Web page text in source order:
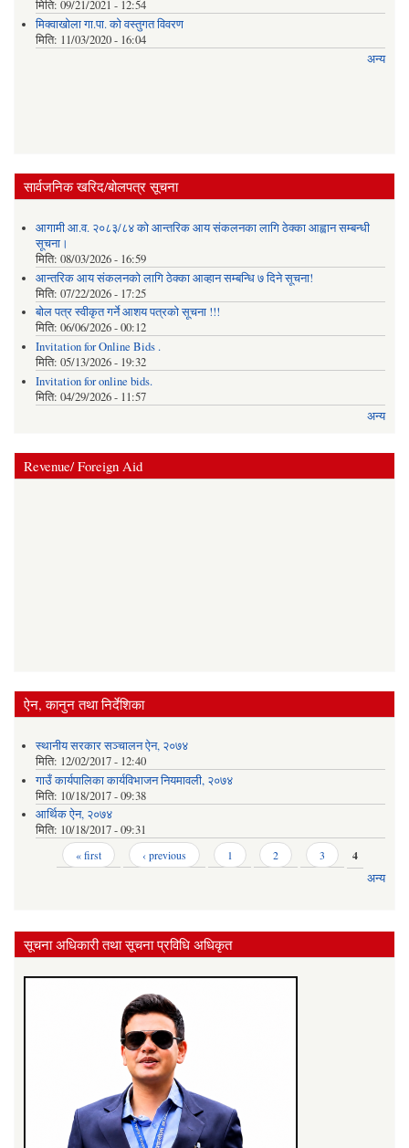
मिति: 09/21/2021 - 12:54
मिक्वाखोला गा.पा. को वस्तुगत विवरण
मिति: 11/03/2020 - 16:04
अन्य
सार्वजनिक खरिद/बोलपत्र सूचना
आगामी आ.व. २०८३/८४ को आन्तरिक आय संकलनका लागि ठेक्का आह्वान सम्बन्धी
सूचना।
मिति: 08/03/2026 - 16:59
आन्तरिक आय संकलनको लागि ठेक्‍का आव्हान सम्बन्धि ७ दिने सूचना!
मिति: 07/22/2026 - 17:25
बोल पत्र स्वीकृत गर्ने आशय पत्रको सूचना !!!
मिति: 06/06/2026 - 00:12
Invitation for Online Bids .
मिति: 05/13/2026 - 19:32
Invitation for online bids.
मिति: 04/29/2026 - 11:57
अन्य
Revenue/ Foreign Aid
ऐन, कानुन तथा निर्देशिका
स्थानीय सरकार सञ्‍चालन ऐन, २०७४
मिति: 12/02/2017 - 12:40
गाउँ कार्यपालिका कार्यविभाजन नियमावली, २०७४
मिति: 10/18/2017 - 09:38
आर्थिक ऐन, २०७४
मिति: 10/18/2017 - 09:31
« first ‹ previous 1 2 3
4
अन्य
सूचना अधिकारी तथा सूचना प्रविधि अधिकृत